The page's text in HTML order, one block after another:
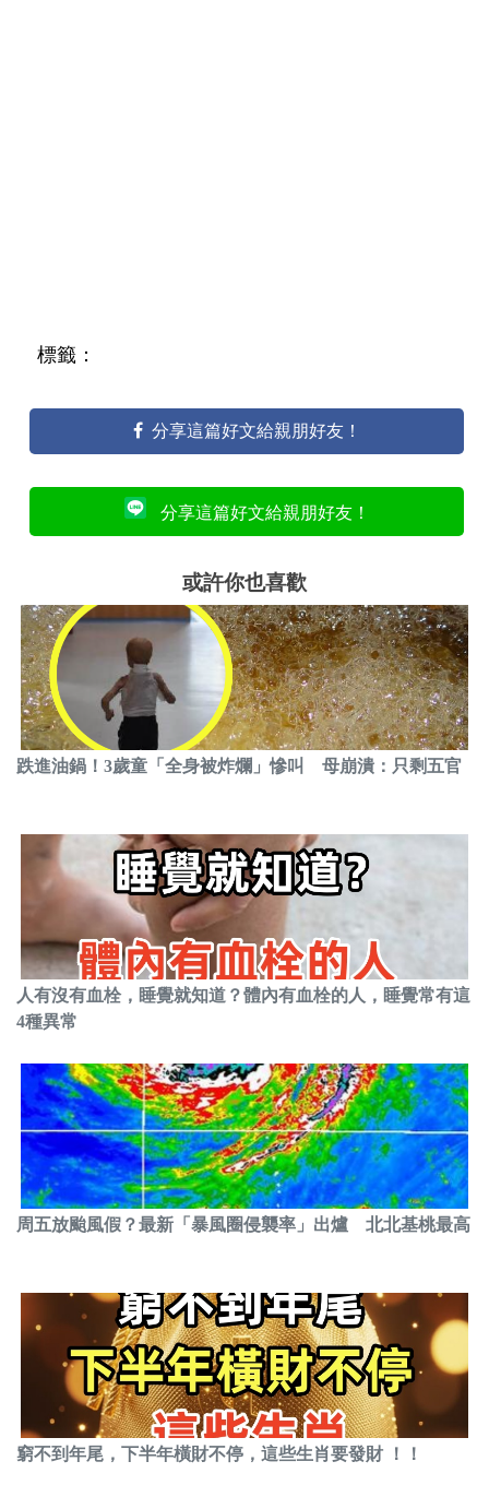
標籤：
分享這篇好文給親朋好友！
分享這篇好文給親朋好友！
或許你也喜歡
跌進油鍋！3歲童「全身被炸爛」慘叫 母崩潰：只剩五官
人有沒有血栓，睡覺就知道？體內有血栓的人，睡覺常有這
4種異常
周五放颱風假？最新「暴風圈侵襲率」出爐 北北基桃最高
窮不到年尾，下半年橫財不停，這些生肖要發財 ！！